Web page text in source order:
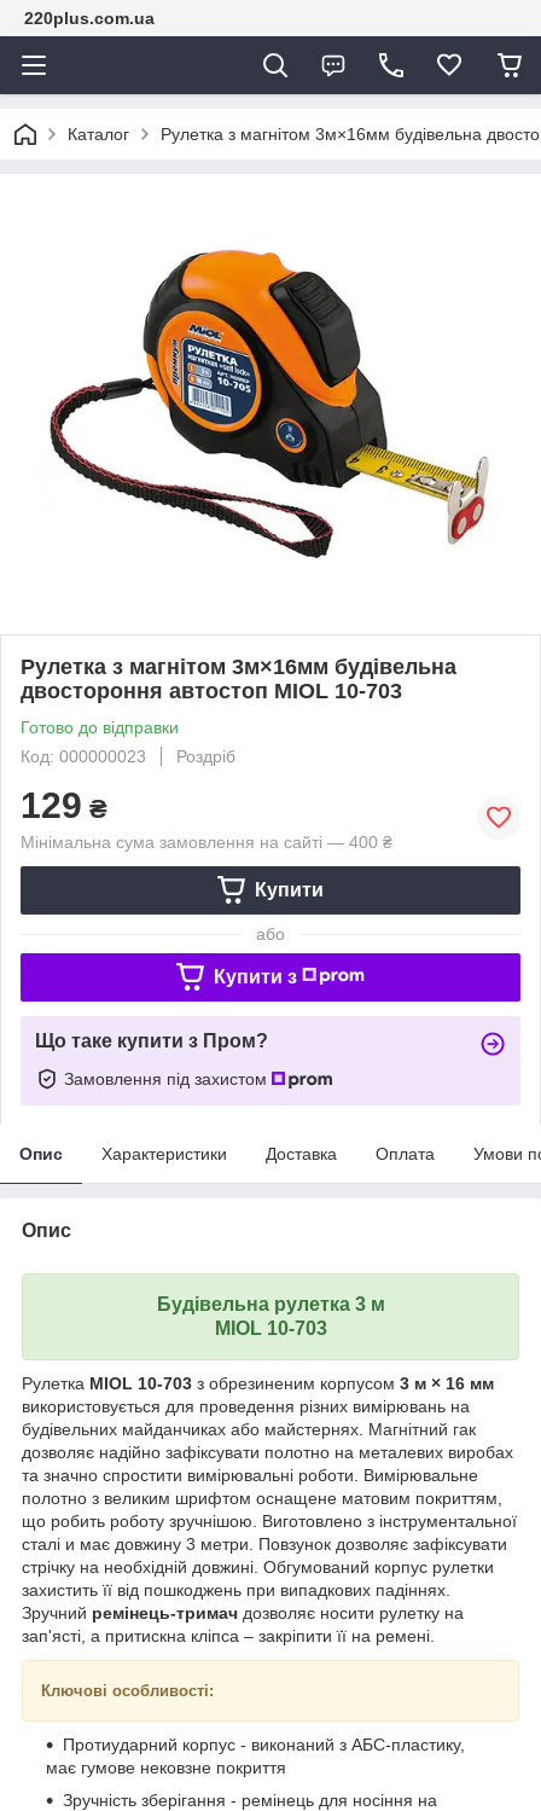
220plus.com.ua
Каталог Рулетка з магнітом 3м×16мм будівельна
Рулетка з магнітом 3м×16мм будівельна
двостороння автостоп MIOL 10-703
Готово до відправки
Код: 000000023
Роздріб
129 ₴
Мінімальна сума замовлення на сайті — 400 ₴
Купити
або
Купити з
Що таке купити з Пром?
Замовлення під захистом
Опис Характеристики Доставка Оплата Умови
Опис
Будівельна рулетка 3 м
MIOL 10-703
Рулетка MIOL 10-703 з обрезиненим корпусом 3 м × 16 мм
використовується для проведення різних вимірювань на
будівельних майданчиках або майстернях. Магнітний гак
дозволяє надійно зафіксувати полотно на металевих виробах
та значно спростити вимірювальні роботи. Вимірювальне
полотно з великим шрифтом оснащене матовим покриттям,
що робить роботу зручнішою. Виготовлено з інструментальної
сталі и має довжину 3 метри. Повзунок дозволяє зафіксувати
стрічку на необхідній довжині. Обгумований корпус рулетки
захистить її від пошкоджень при випадкових падіннях.
Зручний ремінець-тримач дозволяє носити рулетку на
зап'ясті, а притискна кліпса – закріпити її на ремені.
Ключові особливості:
Протиударний корпус - виконаний з АБС-пластику,
має гумове нековзне покриття
Зручність зберігання - ремінець для носіння на